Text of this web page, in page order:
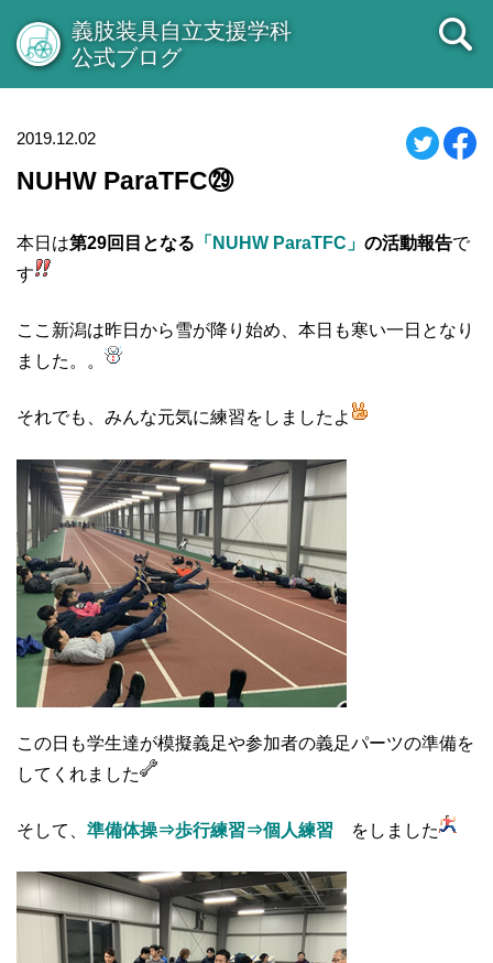
義肢装具自立支援学科
公式ブログ
2019.12.02
NUHW ParaTFC㉙
本日は第29回目となる 「NUHW ParaTFC」 の活動報告で
す
ここ新潟は昨日から雪が降り始め、本日も寒い一日となり
ました。。
それでも、みんな元気に練習をしましたよ
この日も学生達が模擬義足や参加者の義足パーツの準備を
してくれました
そして、 準備体操⇒歩行練習⇒個人練習 をしました